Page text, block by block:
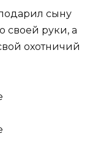
сыну
своей руки, а
охотничий